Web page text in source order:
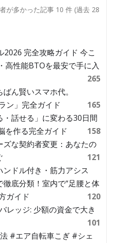
者が多かった記事 10 件 (過去 28
2026 完全攻略ガイド 今こ
高性能BTOを最安で手に入
265
ん賢いスマホ代。
ン」完全ガイド
165
話せる」に変わる30日間
を作る完全ガイド
158
な契約者変更：あなたの
121
ンドル付き・筋力アシス
徹底分類！室内で“足腰と体
ガイド
120
レッジ: 少額の資金で大き
101
#エア自転車こぎ #シェ